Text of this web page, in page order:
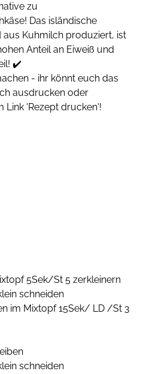
zu
Das isländische
Kuhmilch produziert, ist
Anteil an Eiweiß und
✔️
- ihr könnt euch das
ausdrucken oder
Link 'Rezept drucken'!
5Sek/St 5 zerkleinern
schneiden
im Mixtopf 15Sek/ LD /St 3
schneiden